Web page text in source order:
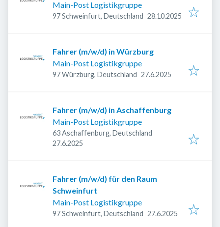
Main-Post Logistikgruppe
97 Schweinfurt, Deutschland Veröffentlicht:
28.10.2025
Fahrer (m/w/d) in Würzburg
Main-Post Logistikgruppe
97 Würzburg, Deutschland Veröffentlicht
27.6.2025
Fahrer (m/w/d) in Aschaffenburg
Main-Post Logistikgruppe
63 Aschaffenburg, Deutschland
Veröffentlicht
27.6.2025
Fahrer (m/w/d) für den Raum
Schweinfurt
Main-Post Logistikgruppe
97 Schweinfurt, Deutschland Veröffentlicht:
27.6.2025